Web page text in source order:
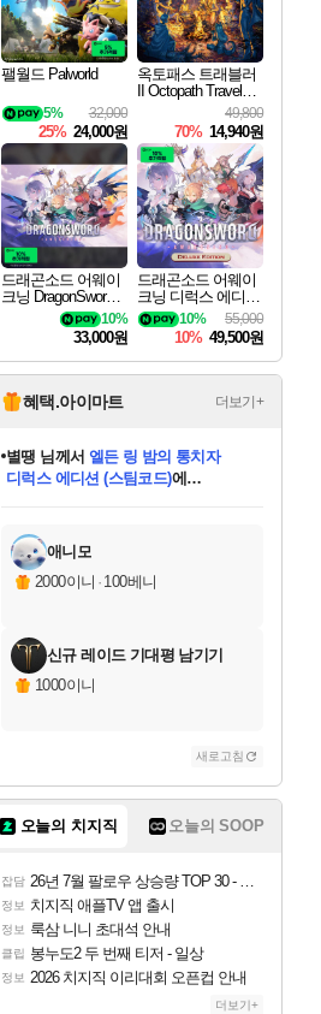
팰월드 Palworld
32,000
5%
25% 24,000원
옥토패스 트래블러
II Octopath Traveler I
49,800
70% 14,940원
드래곤소드 어웨이
크닝 DragonSword A
10%
33,000원
드래곤소드 어웨이
크닝 디럭스 에디션
DragonSword Awake
ning Deluxe Edition
55,000
10%
10% 49,500원
혜택.아이마트 더보기+
교환.
별땡 님께서 엘든 링 밤의 통치자
디럭스 에디션 (스팀코드)에
당첨되셨습니다.
당첨되셨습니다.
당첨되셨습니다.
당첨되셨습니다.
당첨되셨습니다.
당첨되셨습니다.
에디션 (스팀코드)
당첨되셨습니다.
애니모
2000이니 · 100베니
신규 레이드 기대평 남기기
1000이니
새로고침
오늘의 치지직 오늘의 SOOP
잡담 26년 7월 팔로우 상승량 TOP 30 - 월간 치지직
정보 치지직 애플TV 앱 출시
정보 룩삼 니니 초대석 안내
클립 봉누도2 두 번째 티저 - 일상
정보 2026 치지직 이리대회 오픈컵 안내
더보기+